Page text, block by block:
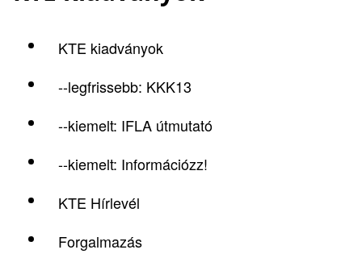
KTE kiadványok
--legfrissebb: KKK13
--kiemelt: IFLA útmutató
--kiemelt: Információzz!
KTE Hírlevél
Forgalmazás